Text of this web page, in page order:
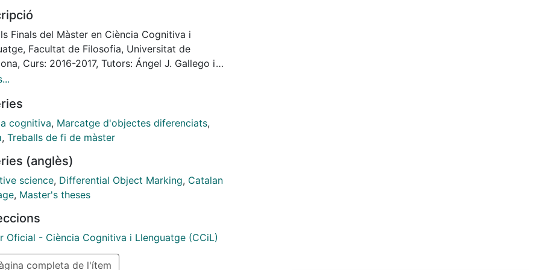
geolect, namely the Catalan variety spoken in
area of Barcelona.
Finals del Màster en Ciència Cognitiva i
Facultat de Filosofia, Universitat de
Curs: 2016-2017, Tutors: Ángel J. Gallego i
Roca
cognitiva, Marcatge d'objectes diferenciats,
, Treballs de fi de màster
(anglès)
science, Differential Object Marking, Catalan
, Master's theses
Oficial - Ciència Cognitiva i Llenguatge (CCiL)
completa de l'ítem